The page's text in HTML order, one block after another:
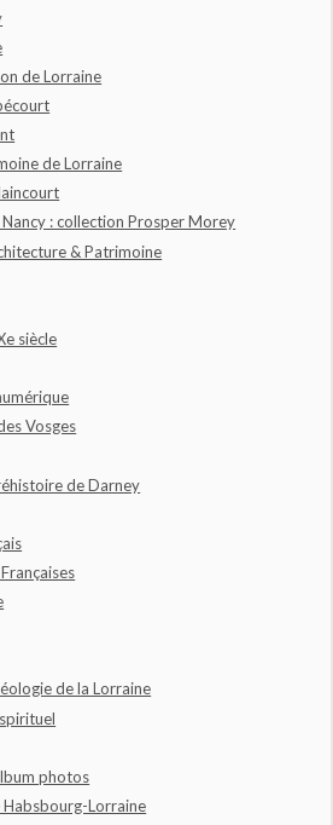
de Lorraine
de Lorraine
: collection Prosper Morey
& Patrimoine
siècle
Vosges
de Darney
de la Lorraine
photos
Habsbourg-Lorraine